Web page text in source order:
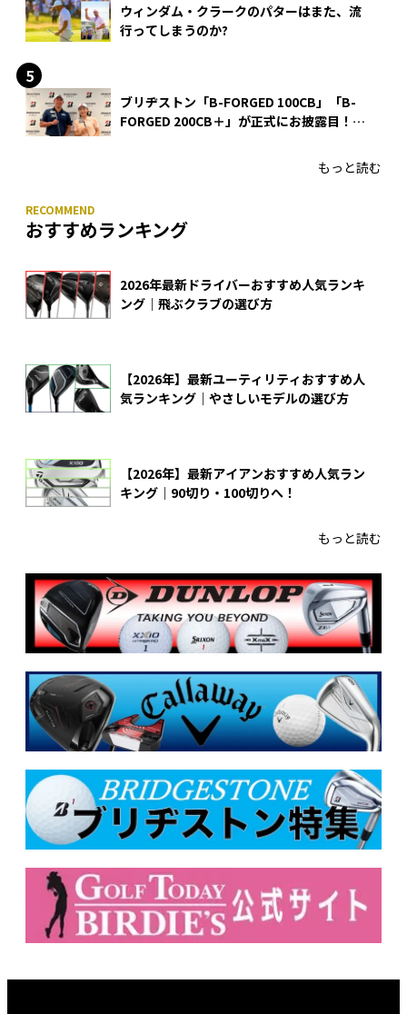
ウィンダム・クラークのパターはまた、流
行ってしまうのか?
ブリヂストン「B-FORGED 100CB」「B-
FORGED 200CB＋」が正式にお披露目！
もっと読む
おすすめランキング
2026年最新ドライバーおすすめ人気ランキ
ング｜飛ぶクラブの選び方
【2026年】最新ユーティリティおすすめ人
気ランキング｜やさしいモデルの選び方
【2026年】最新アイアンおすすめ人気ラン
キング｜90切り・100切りへ！
もっと読む